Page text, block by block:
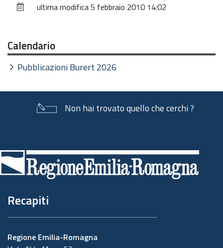
documentoultima modifica5 febbraio 2010 14:02
Calendario
Pubblicazioni Burert 2026
Non hai trovato quello che cerchi ?
di
pagina
Recapiti
Regione Emilia-Romagna